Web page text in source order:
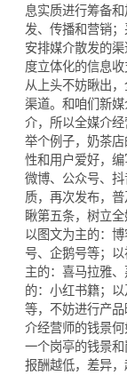
息实质进行筹备
发、传播和营销
安排媒介散发的
度立体化的信息收
从上头不妨瞅出
渠道。和咱们新
介，所以全媒介经
举个例子，奶茶
性和用户爱好，
微博、公众号、
质，再次发布，普
瞅第五条，树立
以图文为主的：
号、企鹅号等；
主的：喜马拉雅
的：小红书籍；
等，不妨进行产
介经营师的钱景何
一个岗亭的钱景和
报酬越低，差异